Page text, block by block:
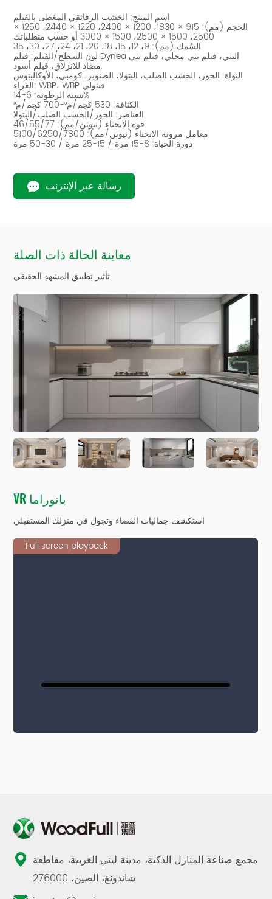
اسم المنتج: الخشب الرقائقي المغطى بالفيلم
الحجم (مم): 915 × 1830، 1200 × 2400، 1220 × 2440، 1250 ×
2500، 1500 × 2500، 1500 × 3000 أو حسب متطلباتك
السُمك (مم): 9، 12، 15، 18، 20، 21، 24، 27، 30، 35
لون السطح/الفيلم: فيلم Dynea البني، فيلم بني محلي، فيلم بني
مضاد للانزلاق، فيلم أسود.
النواة: الحور، الخشب الصلب، البتولا، الصنوبر، كومبي، الأوكالبتوس
الغراء: WBP، WBP فينولي
نسبة الرطوبة: 6-14%
الكثافة: 530 كجم/م³-700 كجم/م³
العناصر: الحور/الخشب الصلب/البتولا
قوة الانحناء (نيوتن/مم): 46/55/77
معامل مرونة الانحناء (نيوتن/مم): 5100/6250/7800
دورة الحياة: 8-15 مرة / 15-25 مرة / 30-50 مرة
رسالة عبر الإنترنت
معاينة الحالة ذات الصلة
تأثير تطبيق المشهد الحقيقي
VR بانوراما
استكشف جماليات الفضاء وتجول في منزلك المستقبلي
Full screen playback
مجمع صناعة المنازل الذكية، مدينة ليني الغربية، مقاطعة
شاندونغ، الصين، 276000